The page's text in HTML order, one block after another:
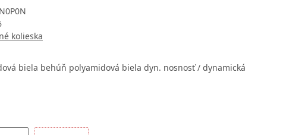
kolieska
biela behúň polyamidová biela dyn. nosnosť / dynamická